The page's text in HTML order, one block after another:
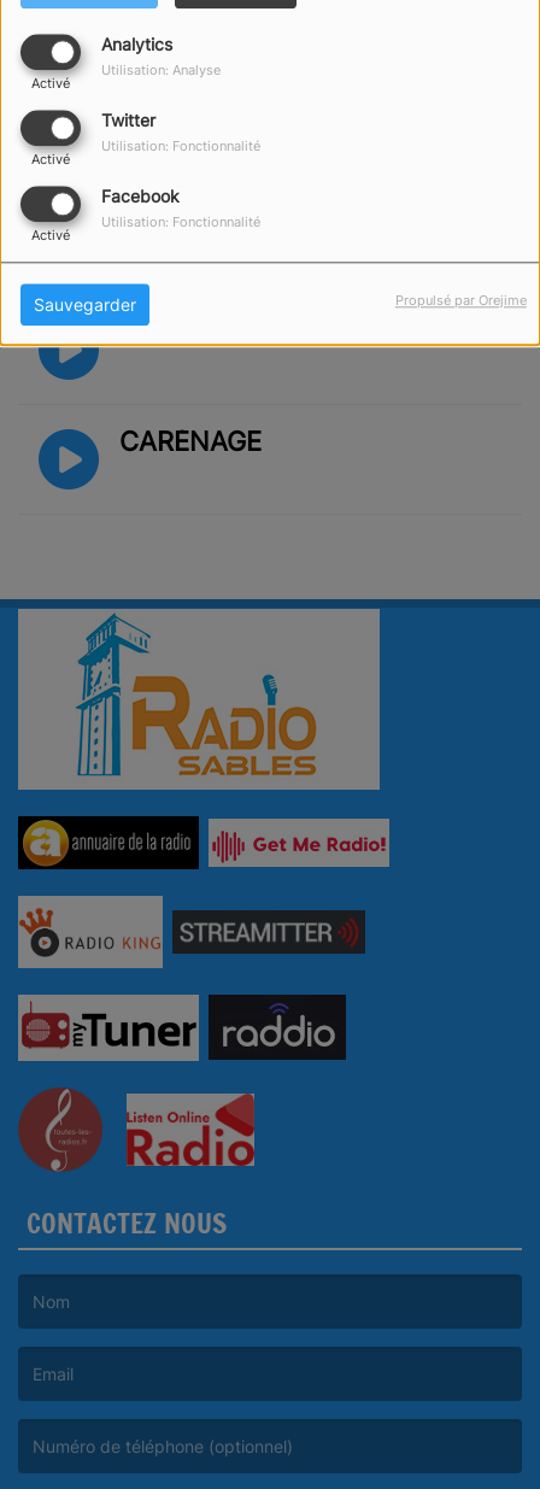
Analytics
Activé
Utilisation: Analyse
Twitter
Activé
Utilisation: Fonctionnalité
Facebook
Activé
Utilisation: Fonctionnalité
Sauvegarder Propulsé par Orejime
ANSELME - RESILIENTIA
FRANCK HERMEL DU
JOURNAL DES SABLES PARLE
PREMIÈRE SORTIE
CARÉNAGE
CONTACTEZ NOUS